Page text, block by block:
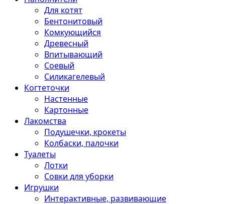
Для котят
Бентонитовый
Комкующийся
Древесный
Впитывающий
Соевый
Силикагелевый
Когтеточки
Настенные
Картонные
Лакомства
Подушечки, крокеты
Колбаски, палочки
Туалеты
Лотки
Совки для уборки
Игрушки
Интерактивные, развивающие